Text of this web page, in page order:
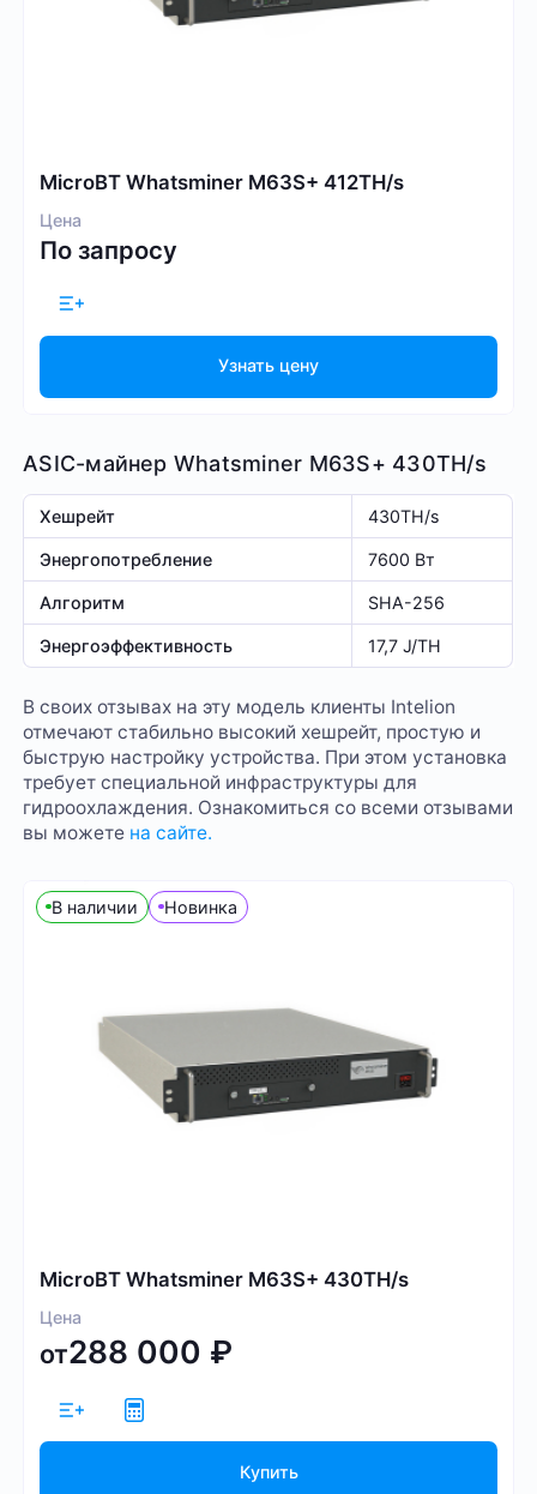
MicroBT Whatsminer M63S+ 412TH/s
Цена
По запросу
Узнать цену
ASIC-майнер Whatsminer M63S+ 430TH/s
Хешрейт 430TH/s
Энергопотребление 7600 Вт
Алгоритм SHA-256
Энергоэффективность 17,7 J/TH
В своих отзывах на эту модель клиенты Intelion
отмечают стабильно высокий хешрейт, простую и
быструю настройку устройства. При этом установка
требует специальной инфраструктуры для
гидроохлаждения. Ознакомиться со всеми отзывами
вы можете на сайте.
В наличии Новинка
MicroBT Whatsminer M63S+ 430TH/s
Цена
от288 000 ₽
Купить